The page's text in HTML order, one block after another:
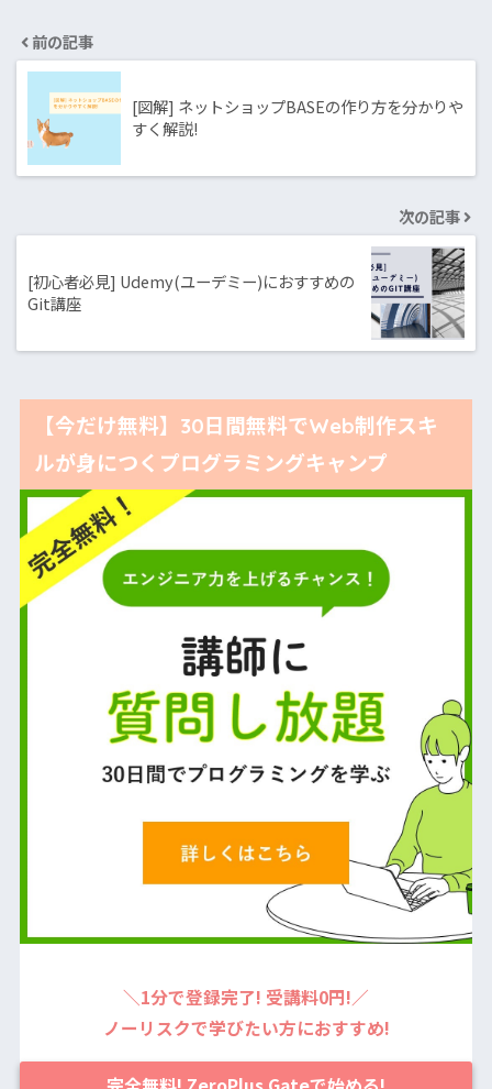
前の記事
[図解] ネットショップBASEの作り方を分かりや
すく解説!
次の記事
[初心者必見] Udemy(ユーデミー)におすすめの
Git講座
【今だけ無料】30日間無料でWeb制作スキ
ルが身につくプログラミングキャンプ
＼1分で登録完了! 受講料0円!／
ノーリスクで学びたい方におすすめ!